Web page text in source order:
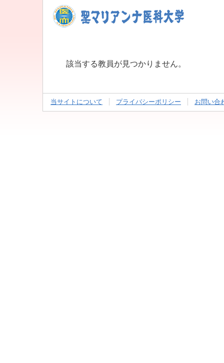
該当する教員が見つかりません。
当サイトについて プライバシーポリシー お問い合